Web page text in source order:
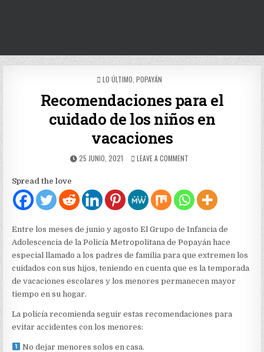
POSTED
LO ÚLTIMO POPAYÁN
Recomendaciones para el
cuidado de los niños en
vacaciones
PUBLISHED
25 JUNIO, 2021 LEAVE A COMMENTON
CUIDADO
DE
NIÑOS
VACACIONES
Spread the love
Entre los meses de junio y agosto El Grupo de Infancia de
Adolescencia de la Policía Metropolitana de Popayán hace
especial llamado a los padres de familia para que extremen los
cuidados con sus hijos, teniendo en cuenta que es la temporada
de vacaciones escolares y los menores permanecen mayor
tiempo en su hogar.
La policía recomienda seguir estas recomendaciones para
evitar accidentes con los menores:
No dejar menores solos en casa.